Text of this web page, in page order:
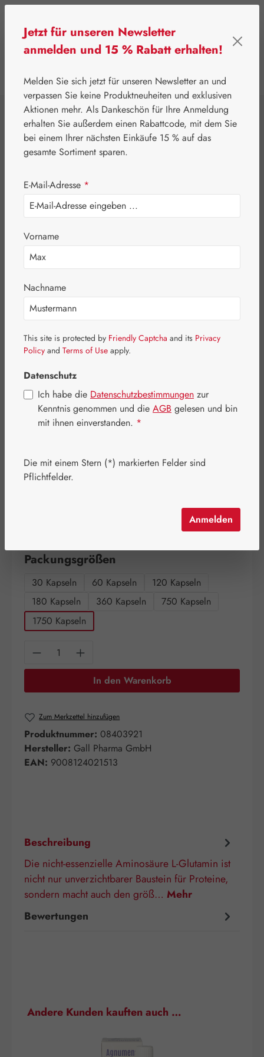
⌂ Gall Pharma Aminosäuren
L-Glutamin 500 mg
GPH Kapseln
Bildergalerie überspringen
Regulärer Preis:
543,40 €
Inhalt:1.041 Kilogramm
Packungsgrößen
30 Kapseln 60 Kapseln
120 Kapseln
180 Kapseln
360 Kapseln
750 Kapseln
1750 Kapseln
Produkt Anzahl: Gib den gewünschten
In den Warenkorb
Zum Merkzettel hinzufügen
Produktnummer: 08403921
Hersteller: Gall Pharma GmbH
EAN: 9008124021513
Beschreibung
Die nicht-essenzielle Aminosäure L-Glutamin ist
nicht nur unverzichtbarer Baustein für Proteine,
sondern macht auch den größ… Mehr
Bewertungen
Produktgalerie überspringen
Andere Kunden kauften auch …
Jetzt für unseren Newsletter
anmelden und 15 % Rabatt erhalten!
Melden Sie sich jetzt für unseren Newsletter an und
verpassen Sie keine Produktneuheiten und exklusiven
Aktionen mehr. Als Dankeschön für Ihre Anmeldung
erhalten Sie außerdem einen Rabattcode, mit dem Sie
bei einem Ihrer nächsten Einkäufe 15 % auf das
gesamte Sortiment sparen.
E-Mail-Adresse *
Vorname
Nachname
This site is protected by Friendly Captcha and its Privacy
Policy and Terms of Use apply.
Datenschutz
Ich habe die Datenschutzbestimmungen zur
Kenntnis genommen und die AGB gelesen und bin
mit ihnen einverstanden. *
Die mit einem Stern (*) markierten Felder sind
Pflichtfelder.
Anmelden